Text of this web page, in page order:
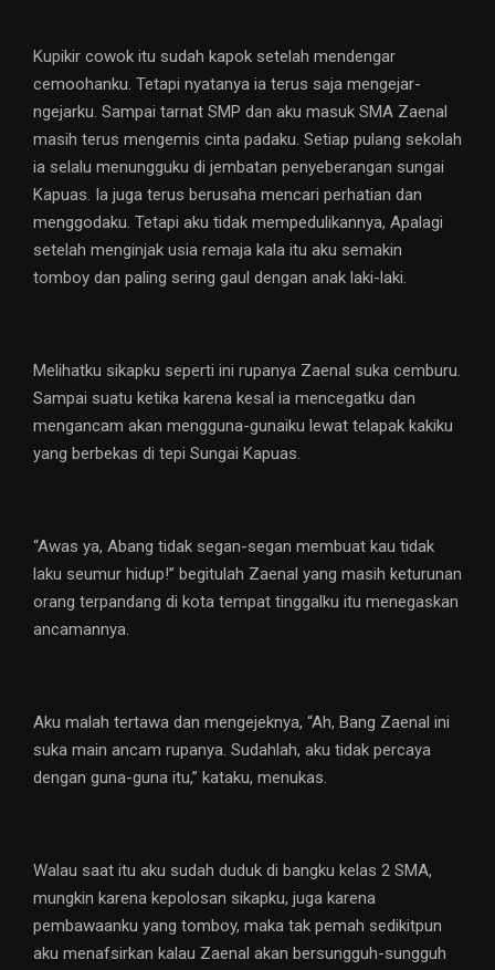
Kupikir cowok itu sudah kapok setelah mendengar
cemoohanku. Tetapi nyatanya ia terus saja mengejar-
ngejarku. Sampai tarnat SMP dan aku masuk SMA Zaenal
masih terus mengemis cinta padaku. Setiap pulang sekolah
ia selalu menungguku di jembatan penyeberangan sungai
Kapuas. Ia juga terus berusaha mencari perhatian dan
menggodaku. Tetapi aku tidak mempedulikannya, Apalagi
setelah menginjak usia remaja kala itu aku semakin
tomboy dan paling sering gaul dengan anak laki-laki.
Melihatku sikapku seperti ini rupanya Zaenal suka cemburu.
Sampai suatu ketika karena kesal ia mencegatku dan
mengancam akan mengguna-gunaiku lewat telapak kakiku
yang berbekas di tepi Sungai Kapuas.
“Awas ya, Abang tidak segan-segan membuat kau tidak
laku seumur hidup!” begitulah Zaenal yang masih keturunan
orang terpandang di kota tempat tinggalku itu menegaskan
ancamannya.
Aku malah tertawa dan mengejeknya, “Ah, Bang Zaenal ini
suka main ancam rupanya. Sudahlah, aku tidak percaya
dengan guna-guna itu,” kataku, menukas.
Walau saat itu aku sudah duduk di bangku kelas 2 SMA,
mungkin karena kepolosan sikapku, juga karena
pembawaanku yang tomboy, maka tak pemah sedikitpun
aku menafsirkan kalau Zaenal akan bersungguh-sungguh